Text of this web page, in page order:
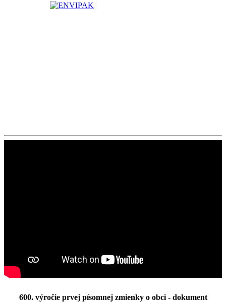
600. výročie prvej písomnej zmienky o obci - dokument